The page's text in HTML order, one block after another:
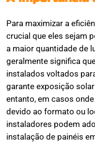
Para maximizar a
crucial que eles sejam
a maior quantidade de
geralmente significa
instalados voltados
garante exposição
entanto, em casos
devido ao formato ou
instaladores podem
instalação de painéis